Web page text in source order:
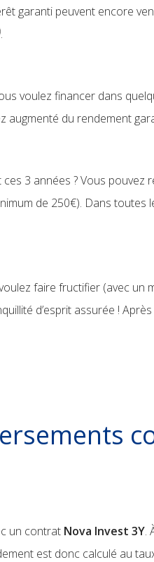
garanti peuvent encore
.
voulez financer dans
du rendement
3 années ? Vous
de 250€). Dans
faire fructifier (avec un
d’esprit assurée !
un contrat Nova Invest 3Y.
est donc calculé au